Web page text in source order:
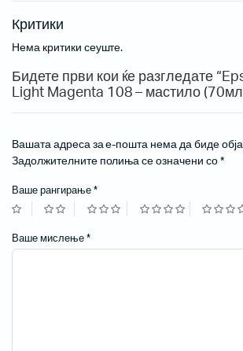
Критики
Нема критики сеуште.
Бидете први кои ќе разгледате
Light Magenta 108 – мастило
Вашата адреса за е-пошта нема да биде
Задолжителните полиња се означени со *
Ваше рангирање *
Ваше мислење *